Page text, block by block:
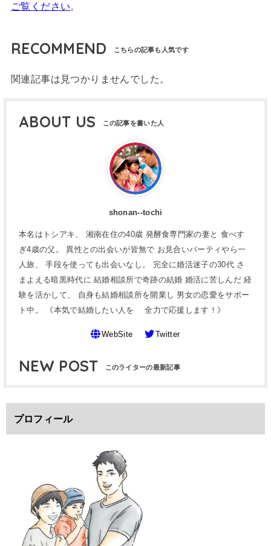
ご覧ください。
RECOMMEND
関連記事は見つかりませんでした。
ABOUT US
shonan--tochi
本名はトシアキ、 湘南在住の40歳 発酵食専門家の妻と 食べす
ぎ4歳の父。 異性との出会いが皆無で お見合いパーティやら一
人旅、 手段を使っても出会いなし。 完全に婚活迷子の30代 さ
まよえる暗黒時代に 結婚相談所で奇跡の結婚 婚活に苦しんだ 経
験を活かして、 自身も結婚相談所を開業し 男女の恋愛をサポー
ト中。 《本気で結婚したい人を 全力で応援します！》
WebSite Twitter
NEW POST
プロフィール